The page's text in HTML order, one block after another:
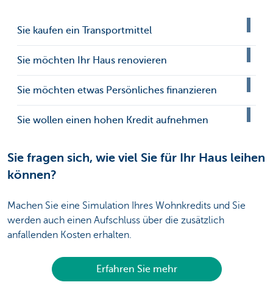
Sie kaufen ein Transportmittel
Sie möchten Ihr Haus renovieren
Sie möchten etwas Persönliches finanzieren
Sie wollen einen hohen Kredit aufnehmen
Sie fragen sich, wie viel Sie für Ihr Haus leihen
können?
Machen Sie eine Simulation Ihres Wohnkredits und Sie
werden auch einen Aufschluss über die zusätzlich
anfallenden Kosten erhalten.
Erfahren Sie mehr